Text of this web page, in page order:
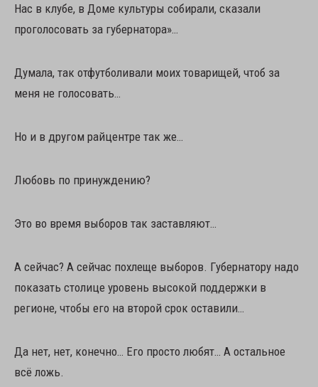
Нас в клубе, в Доме культуры собирали, сказали
проголосовать за губернатора»…
Думала, так отфутболивали моих товарищей, чтоб за
меня не голосовать…
Но и в другом райцентре так же…
Любовь по принуждению?
Это во время выборов так заставляют…
А сейчас? А сейчас похлеще выборов. Губернатору надо
показать столице уровень высокой поддержки в
регионе, чтобы его на второй срок оставили…
Да нет, нет, конечно… Его просто любят… А остальное
всё ложь.